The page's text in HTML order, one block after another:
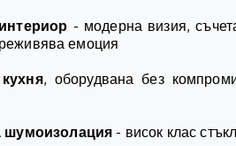
- модерна визия,
емоция
, оборудвана без
- висок клас